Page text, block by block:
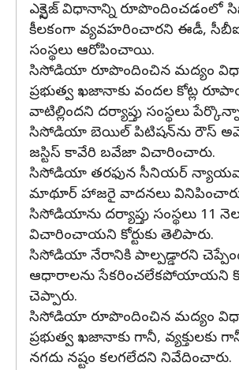
ఎక్సైజ్ విధానాన్ని
కీలకంగా వ్యవహరించారని ఈడీ, సీబీఐ
సంస్థలు ఆరోపించాయి.
సిసోడియా రూపొందించిన మద్యం
ప్రభుత్వ ఖజానాకు వందల కోట్ల
వాటిల్లిందని దర్యాప్తు సంస్థలు
సిసోడియా బెయిల్ పిటిషన్​ను రౌస్
జస్టిస్ కావేరి బవేజా విచారించారు.
సిసోడియా తరఫున సీనియర్
మాథూర్ హాజరై వాదనలు
సిసోడియాను దర్యాప్తు సంస్థలు 11
విచారించాయని కోర్టుకు తెలిపారు.
సిసోడియా నేరానికి పాల్పడ్డారని
ఆధారాలను సేకరించలేకపోయాయని
చెప్పారు.
సిసోడియా రూపొందించిన మద్యం
ప్రభుత్వ ఖజానాకు గానీ, వ్యక్తులకు
నగదు నష్టం కలగలేదని నివేదించారు.